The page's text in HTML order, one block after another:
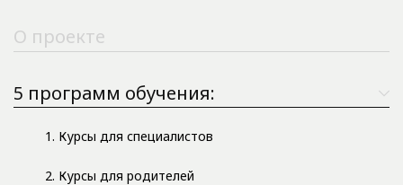
О проекте
5 программ обучения:
1. Курсы для специалистов
2. Курсы для родителей